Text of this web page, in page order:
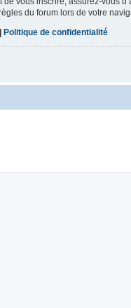
du forum lors de votre
Politique de confidentialité